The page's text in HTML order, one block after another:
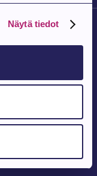
Näytä tiedot